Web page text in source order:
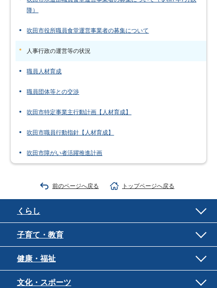
降）
吹田市役所職員食堂運営事業者の募集について
人事行政の運営等の状況
職員人材育成
職員団体等との交渉
吹田市特定事業主行動計画【人材育成】
吹田市職員行動指針【人材育成】
吹田市障がい者活躍推進計画
前のページへ戻る トップページへ戻る
くらし
子育て・教育
健康・福祉
文化・スポーツ